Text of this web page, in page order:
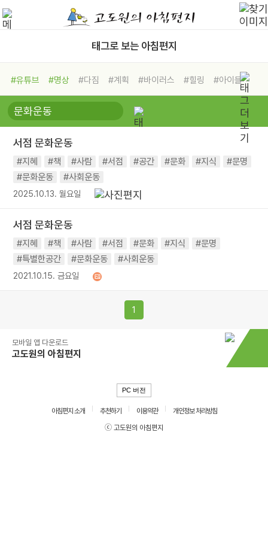
태그로 보는 아침편지
#유튜브 #명상 #다짐 #계획 #바이러스 #힐링
#아이들
#비전캠프
#독서캠프 #삶
#희망
#나눔 #친구 #링컨학교
#독서
#건강 #면역력
서점 문화운동
#지혜 #책 #사람 #서점 #공간 #문화 #지식
#문명
#문화운동
#사회운동
2025.10.13. 월요일
서점 문화운동
#지혜 #책 #사람 #서점 #문화 #지식
#문명
#특별한공간
#문화운동 #사회운동
2021.10.15. 금요일
1
모바일 앱 다운로드
고도원의 아침편지
PC 버전
아침편지 소개 추천하기 이용약관
개인정보 처리방침
ⓒ 고도원의 아침편지